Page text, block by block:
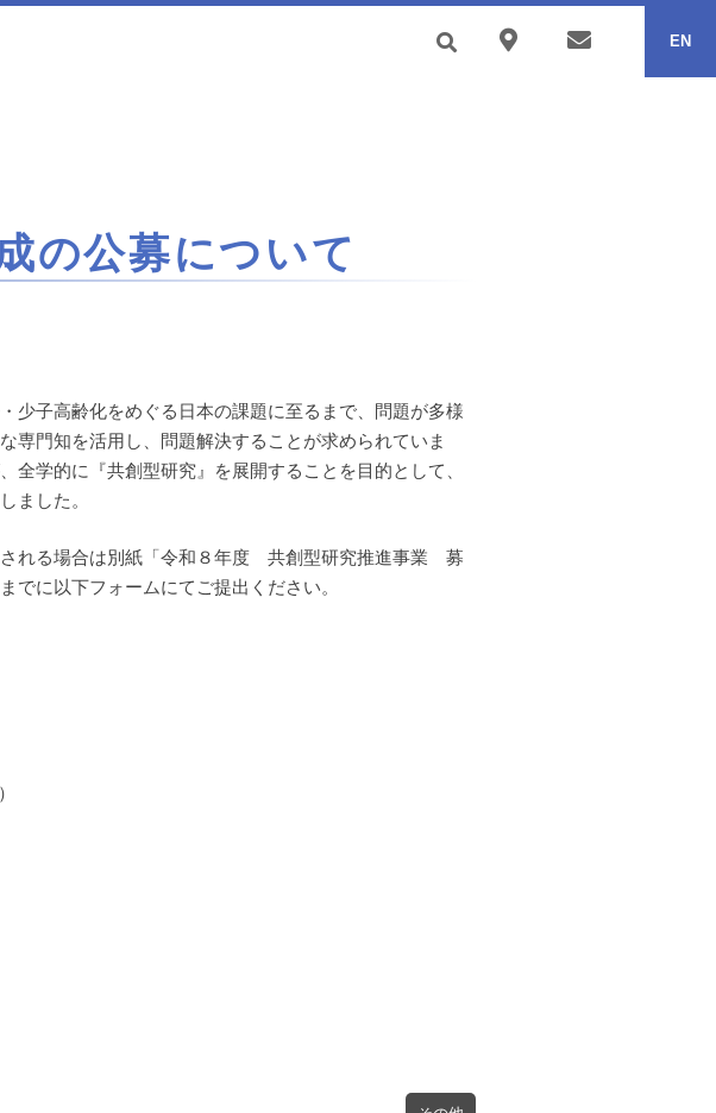
EN
の公募について
子高齢化をめぐる日本の課題に至るまで、問題が多様
専門知を活用し、問題解決することが求められていま
学的に『共創型研究』を展開することを目的として、
ました。
れる場合は別紙「令和８年度 共創型研究推進事業 募
に以下フォームにてご提出ください。